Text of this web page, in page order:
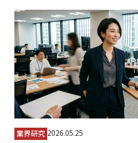
業界研究 2026.05.25